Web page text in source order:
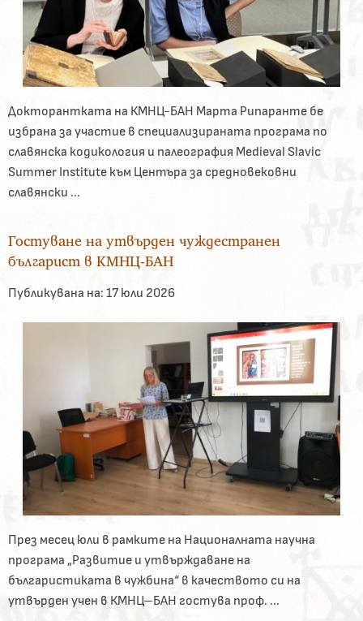
Докторантката на КМНЦ-БАН Марта Рипаранте бе
избрана за участие в специализираната програма по
славянска кодикология и палеография Medieval Slavic
Summer Institute към Центъра за средновековни
славянски ...
Гостуване на утвърден чуждестранен
българист в КМНЦ-БАН
Публикувана на: 17 юли 2026
През месец юли в рамките на Националната научна
програма „Развитие и утвърждаване на
българистиката в чужбина“ в качеството си на
утвърден учен в КМНЦ–БАН гостува проф. ...